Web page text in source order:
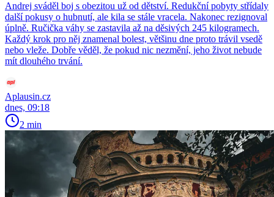
Andrej sváděl boj s obezitou už od dětství. Redukční pobyty střídaly
další pokusy o hubnutí, ale kila se stále vracela. Nakonec rezignoval
úplně. Ručička váhy se zastavila až na děsivých 245 kilogramech.
Každý krok pro něj znamenal bolest, většinu dne proto trávil vsedě
nebo vleže. Dobře věděl, že pokud nic nezmění, jeho život nebude
mít dlouhého trvání.
Aplausin.cz
dnes, 09:18
2 min